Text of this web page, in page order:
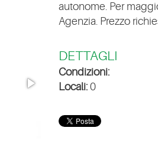
autonome. Per
Agenzia. Prezzo
DETTAGLI
Condizioni:
Locali: 0